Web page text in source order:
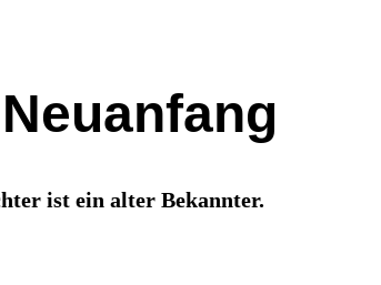
ist ein alter Bekannter.